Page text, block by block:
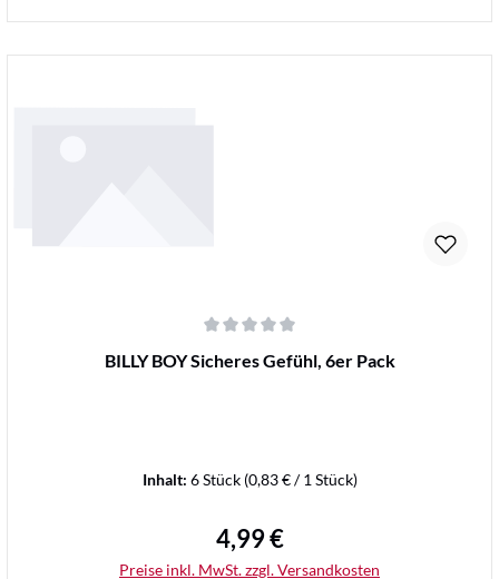
Durchschnittliche Bewertung von 0 von 5 Sternen
BILLY BOY Sicheres Gefühl, 6er Pack
Inhalt: 6 Stück (0,83 € / 1 Stück)
Regulärer Preis:
4,99 €
Preise inkl. MwSt. zzgl. Versandkosten